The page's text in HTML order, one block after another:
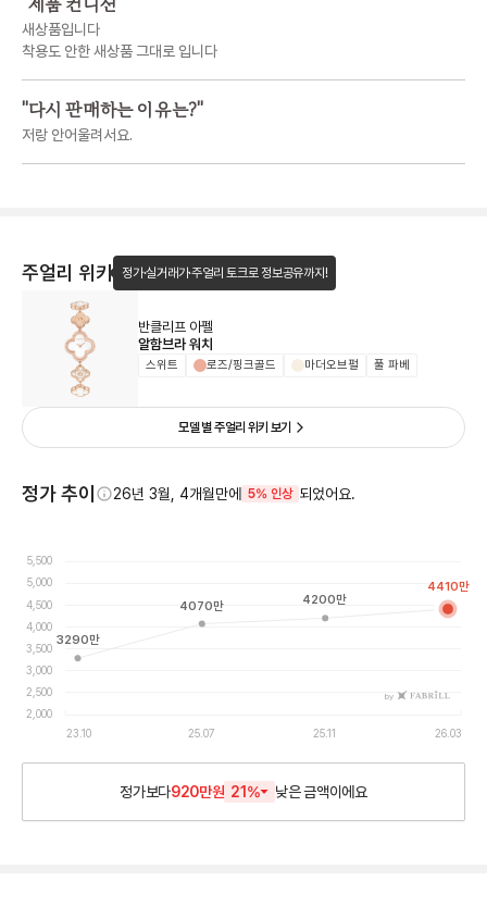
제품 컨디션
새상품입니다
착용도 안한 새상품 그대로 입니다
"다시 판매하는 이유는?"
저랑 안어울려서요.
주얼리 위키 정가·실거래가·주얼리 토크로 정보공유까지!
반클리프 아펠
알함브라 워치
스위트 로즈/핑크골드 마더오브펄 풀 파베
모델 별 주얼리 위키 보기
정가 추이 26년 3월, 4개월만에 5% 인상 되었어요.
2,000
2,500
3,000
3,500
4,000
4,500
5,000
5,500
23.10 25.07 25.11 26.03
by
3290만
4070만 4200만
4410만
정가보다920만원 21 % 낮은금액이에요